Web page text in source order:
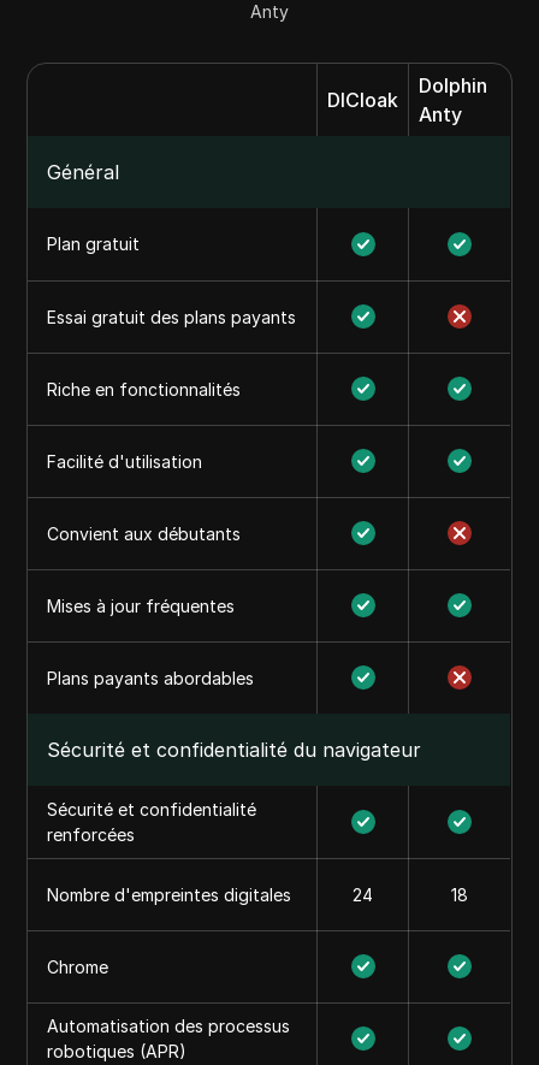
Anty
DICloak
Dolphin
Anty
Général
Plan gratuit
Essai gratuit des plans payants
Riche en fonctionnalités
Facilité d'utilisation
Convient aux débutants
Mises à jour fréquentes
Plans payants abordables
Sécurité et confidentialité du navigateur
Sécurité et confidentialité
renforcées
Nombre d'empreintes digitales 24 18
Chrome
Automatisation des processus
robotiques (APR)